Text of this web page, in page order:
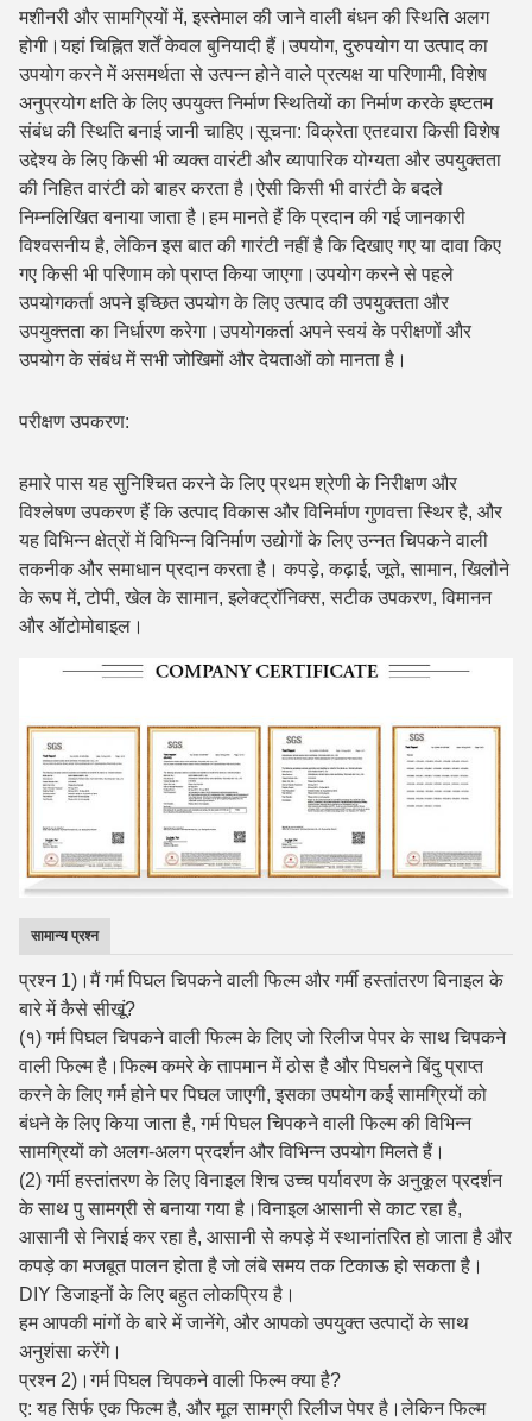
मशीनरी और सामग्रियों में, इस्तेमाल की जाने वाली बंधन की स्थिति अलग
होगी।यहां चिह्नित शर्तें केवल बुनियादी हैं।उपयोग, दुरुपयोग या उत्पाद का
उपयोग करने में असमर्थता से उत्पन्न होने वाले प्रत्यक्ष या परिणामी, विशेष
अनुप्रयोग क्षति के लिए उपयुक्त निर्माण स्थितियों का निर्माण करके इष्टतम
संबंध की स्थिति बनाई जानी चाहिए।सूचना: विक्रेता एतद्द्वारा किसी विशेष
उद्देश्य के लिए किसी भी व्यक्त वारंटी और व्यापारिक योग्यता और उपयुक्तता
की निहित वारंटी को बाहर करता है।ऐसी किसी भी वारंटी के बदले
निम्नलिखित बनाया जाता है।हम मानते हैं कि प्रदान की गई जानकारी
विश्वसनीय है, लेकिन इस बात की गारंटी नहीं है कि दिखाए गए या दावा किए
गए किसी भी परिणाम को प्राप्त किया जाएगा।उपयोग करने से पहले
उपयोगकर्ता अपने इच्छित उपयोग के लिए उत्पाद की उपयुक्तता और
उपयुक्तता का निर्धारण करेगा।उपयोगकर्ता अपने स्वयं के परीक्षणों और
उपयोग के संबंध में सभी जोखिमों और देयताओं को मानता है।
परीक्षण उपकरण:
हमारे पास यह सुनिश्चित करने के लिए प्रथम श्रेणी के निरीक्षण और
विश्लेषण उपकरण हैं कि उत्पाद विकास और विनिर्माण गुणवत्ता स्थिर है, और
यह विभिन्न क्षेत्रों में विभिन्न विनिर्माण उद्योगों के लिए उन्नत चिपकने वाली
तकनीक और समाधान प्रदान करता है। कपड़े, कढ़ाई, जूते, सामान, खिलौने
के रूप में, टोपी, खेल के सामान, इलेक्ट्रॉनिक्स, सटीक उपकरण, विमानन
और ऑटोमोबाइल।
सामान्य प्रश्न
प्रश्न 1)।मैं गर्म पिघल चिपकने वाली फिल्म और गर्मी हस्तांतरण विनाइल के
बारे में कैसे सीखूं?
(१) गर्म पिघल चिपकने वाली फिल्म के लिए जो रिलीज पेपर के साथ चिपकने
वाली फिल्म है।फिल्म कमरे के तापमान में ठोस है और पिघलने बिंदु प्राप्त
करने के लिए गर्म होने पर पिघल जाएगी, इसका उपयोग कई सामग्रियों को
बंधने के लिए किया जाता है, गर्म पिघल चिपकने वाली फिल्म की विभिन्न
सामग्रियों को अलग-अलग प्रदर्शन और विभिन्न उपयोग मिलते हैं।
(2) गर्मी हस्तांतरण के लिए विनाइल शिच उच्च पर्यावरण के अनुकूल प्रदर्शन
के साथ पु सामग्री से बनाया गया है।विनाइल आसानी से काट रहा है,
आसानी से निराई कर रहा है, आसानी से कपड़े में स्थानांतरित हो जाता है और
कपड़े का मजबूत पालन होता है जो लंबे समय तक टिकाऊ हो सकता है।
DIY डिजाइनों के लिए बहुत लोकप्रिय है।
हम आपकी मांगों के बारे में जानेंगे, और आपको उपयुक्त उत्पादों के साथ
अनुशंसा करेंगे।
प्रश्न 2)।गर्म पिघल चिपकने वाली फिल्म क्या है?
ए: यह सिर्फ एक फिल्म है, और मूल सामग्री रिलीज पेपर है।लेकिन फिल्म